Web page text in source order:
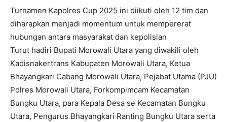
Turnamen Kapolres Cup 2025 ini diikuti oleh 12 tim dan
diharapkan menjadi momentum untuk mempererat
hubungan antara masyarakat dan kepolisian
Turut hadiri Bupati Morowali Utara yang diwakili oleh
Kadisnakertrans Kabupaten Morowali Utara, Ketua
Bhayangkari Cabang Morowali Utara, Pejabat Utama (PJU)
Polres Morowali Utara, Forkompimcam Kecamatan
Bungku Utara, para Kepala Desa se Kecamatan Bungku
Utara, Pengurus Bhayangkari Ranting Bungku Utara serta